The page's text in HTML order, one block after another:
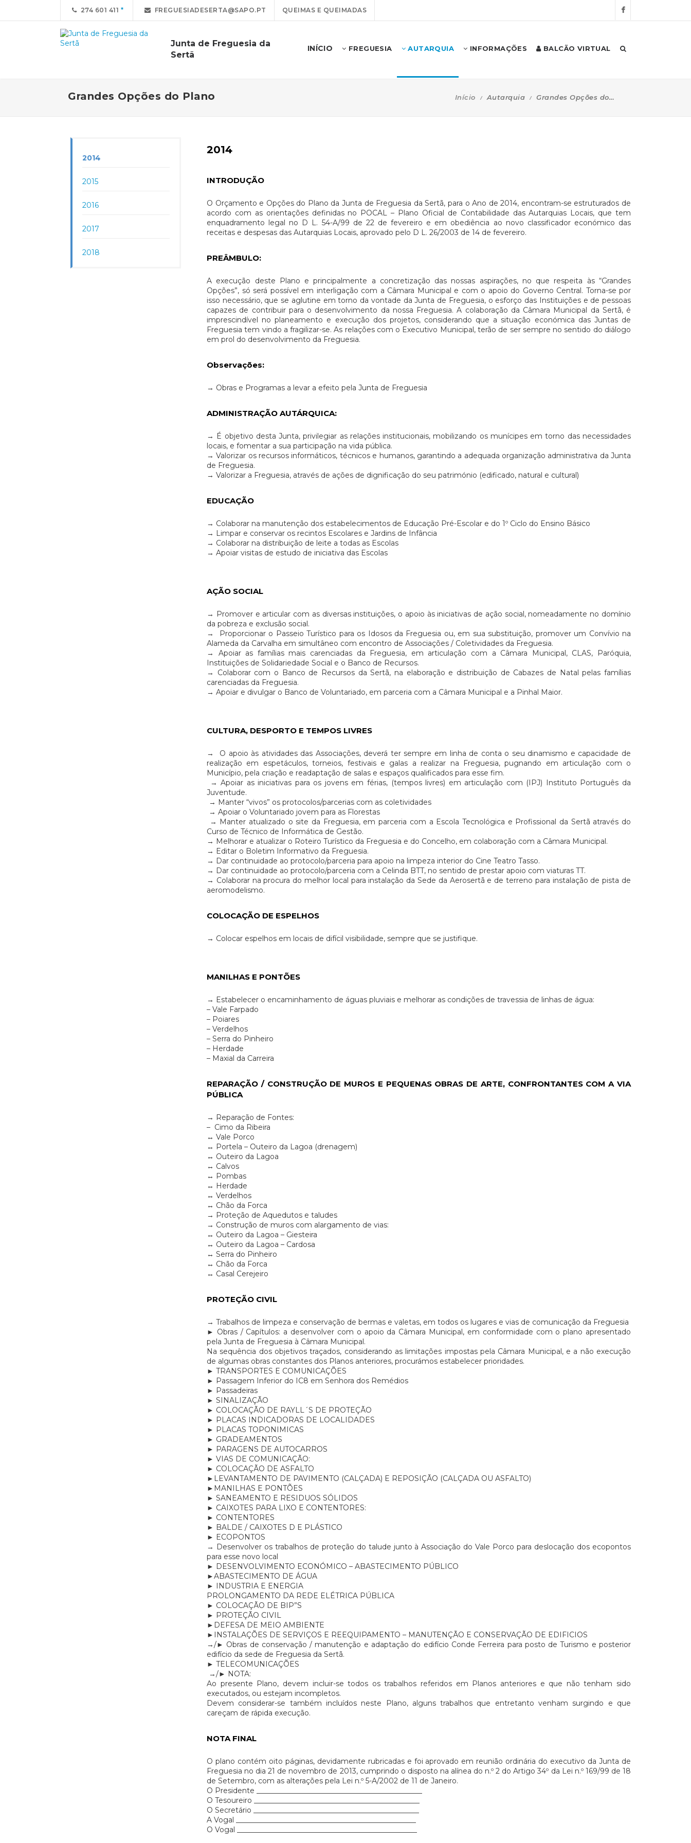
274 601 411 FREGUESIADESERTA@SAPO.PT QUEIMAS E QUEIMADAS
Junta de Freguesia da
Sertã
INÍCIO FREGUESIA AUTARQUIA INFORMAÇÕES BALCÃO VIRTUAL
Grandes Opções do Plano Início Autarquia Grandes Opções do Plano
2014
2015
2016
2017
2018
2014
INTRODUÇÃO
O Orçamento e Opções do Plano da Junta de Freguesia da Sertã, para o Ano de 2014, encontram-se estruturados de
acordo com as orientações definidas no POCAL – Plano Oficial de Contabilidade das Autarquias Locais, que tem
enquadramento legal no D L. 54-A/99 de 22 de fevereiro e em obediência ao novo classificador económico das
receitas e despesas das Autarquias Locais, aprovado pelo D L. 26/2003 de 14 de fevereiro.
PREÂMBULO:
A execução deste Plano e principalmente a concretização das nossas aspirações, no que respeita às “Grandes
Opções”, só será possível em interligação com a Câmara Municipal e com o apoio do Governo Central. Torna-se por
isso necessário, que se aglutine em torno da vontade da Junta de Freguesia, o esforço das Instituições e de pessoas
capazes de contribuir para o desenvolvimento da nossa Freguesia. A colaboração da Câmara Municipal da Sertã, é
imprescindível no planeamento e execução dos projetos, considerando que a situação económica das Juntas de
Freguesia tem vindo a fragilizar-se. As relações com o Executivo Municipal, terão de ser sempre no sentido do diálogo
em prol do desenvolvimento da Freguesia.
Observações:
→ Obras e Programas a levar a efeito pela Junta de Freguesia
ADMINISTRAÇÃO AUTÁRQUICA:
→ É objetivo desta Junta, privilegiar as relações institucionais, mobilizando os munícipes em torno das necessidades
locais, e fomentar a sua participação na vida pública.
→ Valorizar os recursos informáticos, técnicos e humanos, garantindo a adequada organização administrativa da Junta
de Freguesia.
→ Valorizar a Freguesia, através de ações de dignificação do seu património (edificado, natural e cultural)
EDUCAÇÃO
→ Colaborar na manutenção dos estabelecimentos de Educação Pré-Escolar e do 1º Ciclo do Ensino Básico
→ Limpar e conservar os recintos Escolares e Jardins de Infância
→ Colaborar na distribuição de leite a todas as Escolas
→ Apoiar visitas de estudo de iniciativa das Escolas
AÇÃO SOCIAL
→ Promover e articular com as diversas instituições, o apoio às iniciativas de ação social, nomeadamente no domínio
da pobreza e exclusão social.
→ Proporcionar o Passeio Turístico para os Idosos da Freguesia ou, em sua substituição, promover um Convívio na
Alameda da Carvalha em simultâneo com encontro de Associações / Coletividades da Freguesia.
→ Apoiar as famílias mais carenciadas da Freguesia, em articulação com a Câmara Municipal, CLAS, Paróquia,
Instituições de Solidariedade Social e o Banco de Recursos.
→ Colaborar com o Banco de Recursos da Sertã, na elaboração e distribuição de Cabazes de Natal pelas famílias
carenciadas da Freguesia.
→ Apoiar e divulgar o Banco de Voluntariado, em parceria com a Câmara Municipal e a Pinhal Maior.
CULTURA, DESPORTO E TEMPOS LIVRES
→ O apoio às atividades das Associações, deverá ter sempre em linha de conta o seu dinamismo e capacidade de
realização em espetáculos, torneios, festivais e galas a realizar na Freguesia, pugnando em articulação com o
Município, pela criação e readaptação de salas e espaços qualificados para esse fim.
→ Apoiar as iniciativas para os jovens em férias, (tempos livres) em articulação com (IPJ) Instituto Português da
Juventude.
→ Manter “vivos” os protocolos/parcerias com as coletividades
→ Apoiar o Voluntariado jovem para as Florestas
→ Manter atualizado o site da Freguesia, em parceria com a Escola Tecnológica e Profissional da Sertã através do
Curso de Técnico de Informática de Gestão.
→ Melhorar e atualizar o Roteiro Turístico da Freguesia e do Concelho, em colaboração com a Câmara Municipal.
→ Editar o Boletim Informativo da Freguesia.
→ Dar continuidade ao protocolo/parceria para apoio na limpeza interior do Cine Teatro Tasso.
→ Dar continuidade ao protocolo/parceria com a Celinda BTT, no sentido de prestar apoio com viaturas TT.
→ Colaborar na procura do melhor local para instalação da Sede da Aerosertã e de terreno para instalação de pista de
aeromodelismo.
COLOCAÇÃO DE ESPELHOS
→ Colocar espelhos em locais de difícil visibilidade, sempre que se justifique.
MANILHAS E PONTÕES
→ Estabelecer o encaminhamento de águas pluviais e melhorar as condições de travessia de linhas de água:
– Vale Farpado
– Poiares
– Verdelhos
– Serra do Pinheiro
– Herdade
– Maxial da Carreira
REPARAÇÃO / CONSTRUÇÃO DE MUROS E PEQUENAS OBRAS DE ARTE, CONFRONTANTES COM A VIA
PÚBLICA
→ Reparação de Fontes:
– Cimo da Ribeira
↔ Vale Porco
↔ Portela – Outeiro da Lagoa (drenagem)
↔ Outeiro da Lagoa
↔ Calvos
↔ Pombas
↔ Herdade
↔ Verdelhos
↔ Chão da Forca
→ Proteção de Aquedutos e taludes
→ Construção de muros com alargamento de vias:
↔ Outeiro da Lagoa – Giesteira
↔ Outeiro da Lagoa – Cardosa
↔ Serra do Pinheiro
↔ Chão da Forca
↔ Casal Cerejeiro
PROTEÇÃO CIVIL
→ Trabalhos de limpeza e conservação de bermas e valetas, em todos os lugares e vias de comunicação da Freguesia
► Obras / Capítulos: a desenvolver com o apoio da Câmara Municipal, em conformidade com o plano apresentado
pela Junta de Freguesia à Câmara Municipal.
Na sequência dos objetivos traçados, considerando as limitações impostas pela Câmara Municipal, e a não execução
de algumas obras constantes dos Planos anteriores, procurámos estabelecer prioridades.
► TRANSPORTES E COMUNICAÇÕES
► Passagem Inferior do IC8 em Senhora dos Remédios
► Passadeiras
► SINALIZAÇÃO
► COLOCAÇÃO DE RAYLL´S DE PROTEÇÃO
► PLACAS INDICADORAS DE LOCALIDADES
► PLACAS TOPONIMICAS
► GRADEAMENTOS
► PARAGENS DE AUTOCARROS
► VIAS DE COMUNICAÇÃO:
► COLOCAÇÃO DE ASFALTO
►LEVANTAMENTO DE PAVIMENTO (CALÇADA) E REPOSIÇÃO (CALÇADA OU ASFALTO)
►MANILHAS E PONTÕES
► SANEAMENTO E RESIDUOS SÓLIDOS
► CAIXOTES PARA LIXO E CONTENTORES:
► CONTENTORES
► BALDE / CAIXOTES D E PLÁSTICO
► ECOPONTOS
→ Desenvolver os trabalhos de proteção do talude junto à Associação do Vale Porco para deslocação dos ecopontos
para esse novo local
► DESENVOLVIMENTO ECONÓMICO – ABASTECIMENTO PÚBLICO
►ABASTECIMENTO DE ÁGUA
► INDUSTRIA E ENERGIA
PROLONGAMENTO DA REDE ELÉTRICA PÚBLICA
► COLOCAÇÃO DE BIP”S
► PROTEÇÃO CIVIL
►DEFESA DE MEIO AMBIENTE
►INSTALAÇÕES DE SERVIÇOS E REEQUIPAMENTO – MANUTENÇÃO E CONSERVAÇÃO DE EDIFICIOS
→/► Obras de conservação / manutenção e adaptação do edifício Conde Ferreira para posto de Turismo e posterior
edifício da sede de Freguesia da Sertã.
► TELECOMUNICAÇÕES
→/► NOTA:
Ao presente Plano, devem incluir-se todos os trabalhos referidos em Planos anteriores e que não tenham sido
executados, ou estejam incompletos.
Devem considerar-se também incluídos neste Plano, alguns trabalhos que entretanto venham surgindo e que
careçam de rápida execução.
NOTA FINAL
O plano contém oito páginas, devidamente rubricadas e foi aprovado em reunião ordinária do executivo da Junta de
Freguesia no dia 21 de novembro de 2013, cumprindo o disposto na alínea do n.º 2 do Artigo 34º da Lei n.º 169/99 de 18
de Setembro, com as alterações pela Lei n.º 5-A/2002 de 11 de Janeiro.
O Presidente ______________________________________________
O Tesoureiro ______________________________________________
O Secretário ______________________________________________
A Vogal __________________________________________________
O Vogal __________________________________________________